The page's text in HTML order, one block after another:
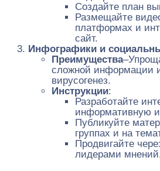
Создайте план
Размещайте
платформах и
сайт.
Инфографики и
Преимущества
сложной информации
вирусогенез.
Инструкции:
Разработайте
информативную
Публикуйте
группах и на
Продвигайте
лидерами